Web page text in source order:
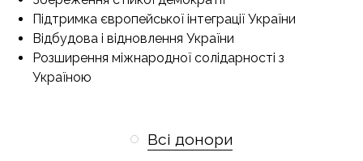
Підтримка європейської інтеграції України
Відбудова і відновлення України
Розширення міжнародної солідарності з
Україною
Всі донори